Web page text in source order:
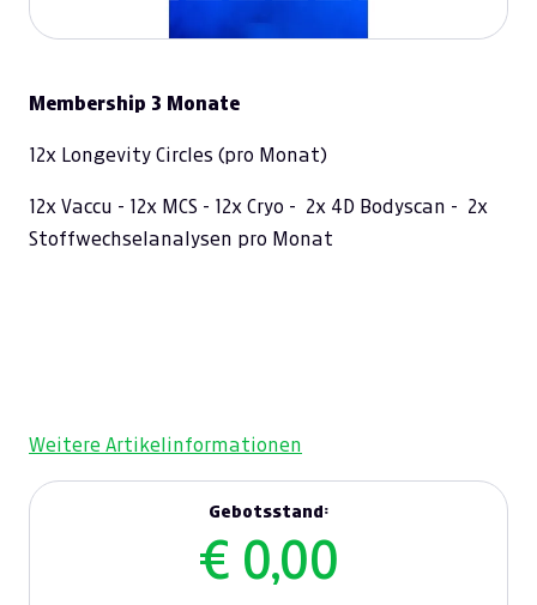
Membership 3 Monate
12x Longevity Circles (pro Monat)
12x Vaccu - 12x MCS - 12x Cryo - 2x 4D Bodyscan - 2x
Stoffwechselanalysen pro Monat
Weitere Artikelinformationen
Gebotsstand:
€ 0,00